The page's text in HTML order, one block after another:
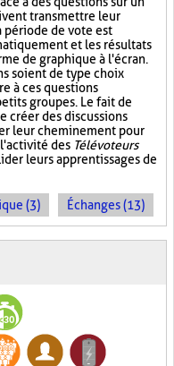
transmettre leur
période de vote est
et les résultats
de graphique à l'écran.
soient de type choix
à ces questions
groupes. Le fait de
créer des discussions
leur cheminement pour
des Télévoteurs
leurs apprentissages de
(3) Échanges (13)